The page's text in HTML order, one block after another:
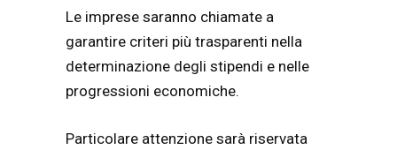
Le imprese saranno chiamate a
garantire criteri più trasparenti nella
determinazione degli stipendi e nelle
progressioni economiche.
Particolare attenzione sarà riservata